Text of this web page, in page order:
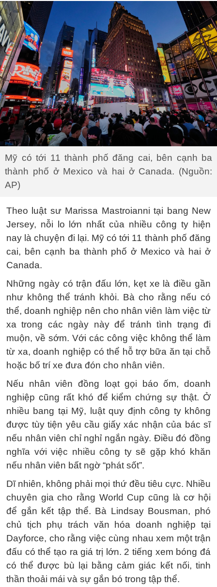
Mỹ có tới 11 thành phố đăng cai, bên cạnh ba
thành phố ở Mexico và hai ở Canada. (Nguồn:
AP)
Theo luật sư Marissa Mastroianni tại bang New
Jersey, nỗi lo lớn nhất của nhiều công ty hiện
nay là chuyện đi lại. Mỹ có tới 11 thành phố đăng
cai, bên cạnh ba thành phố ở Mexico và hai ở
Canada.
Những ngày có trận đấu lớn, kẹt xe là điều gần
như không thể tránh khỏi. Bà cho rằng nếu có
thể, doanh nghiệp nên cho nhân viên làm việc từ
xa trong các ngày này để tránh tình trạng đi
muộn, về sớm. Với các công việc không thể làm
từ xa, doanh nghiệp có thể hỗ trợ bữa ăn tại chỗ
hoặc bố trí xe đưa đón cho nhân viên.
Nếu nhân viên đồng loạt gọi báo ốm, doanh
nghiệp cũng rất khó để kiểm chứng sự thật. Ở
nhiều bang tại Mỹ, luật quy định công ty không
được tùy tiện yêu cầu giấy xác nhận của bác sĩ
nếu nhân viên chỉ nghỉ ngắn ngày. Điều đó đồng
nghĩa với việc nhiều công ty sẽ gặp khó khăn
nếu nhân viên bất ngờ “phát sốt”.
Dĩ nhiên, không phải mọi thứ đều tiêu cực. Nhiều
chuyên gia cho rằng World Cup cũng là cơ hội
để gắn kết tập thể. Bà Lindsay Bousman, phó
chủ tịch phụ trách văn hóa doanh nghiệp tại
Dayforce, cho rằng việc cùng nhau xem một trận
đấu có thể tạo ra giá trị lớn. 2 tiếng xem bóng đá
có thể được bù lại bằng cảm giác kết nối, tinh
thần thoải mái và sự gắn bó trong tập thể.